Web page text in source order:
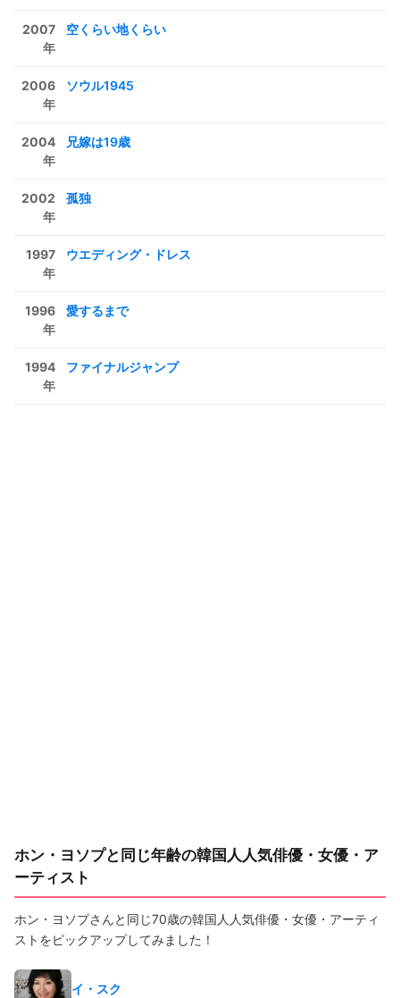
2007
年
空くらい地くらい
2006
年
ソウル1945
2004
年
兄嫁は19歳
2002
年
孤独
1997
年
ウエディング・ドレス
1996
年
愛するまで
1994
年
ファイナルジャンプ
ホン・ヨソプと同じ年齢の韓国人人気俳優・女優・ア
ーティスト
ホン・ヨソプさんと同じ70歳の韓国人人気俳優・女優・アーティ
ストをピックアップしてみました！
イ・スク